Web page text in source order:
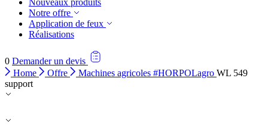
Nouveaux produits
Notre offre
Application de feux
Réalisations
0 Demander un devis
Home
Offre Machines agricoles #HORPOLagro WL 549
support